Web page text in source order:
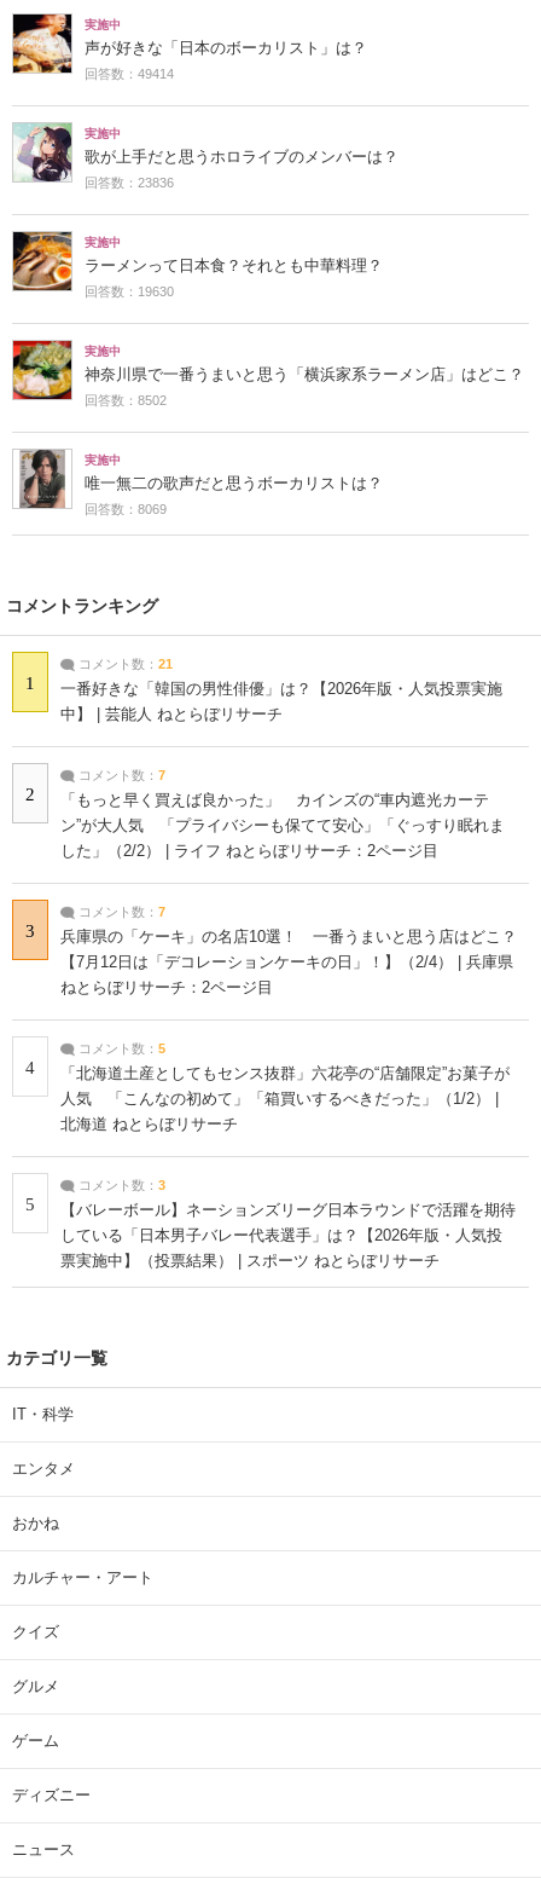
実施中
声が好きな「日本のボーカリスト」は？
回答数：49414
実施中
歌が上手だと思うホロライブのメンバーは？
回答数：23836
実施中
ラーメンって日本食？それとも中華料理？
回答数：19630
実施中
神奈川県で一番うまいと思う「横浜家系ラーメン店」はどこ？
回答数：8502
実施中
唯一無二の歌声だと思うボーカリストは？
回答数：8069
コメントランキング
1
コメント数： 21
一番好きな「韓国の男性俳優」は？【2026年版・人気投票実施
中】 | 芸能人 ねとらぼリサーチ
2
コメント数： 7
「もっと早く買えば良かった」 カインズの“車内遮光カーテ
ン”が大人気 「プライバシーも保てて安心」「ぐっすり眠れま
した」（2/2） | ライフ ねとらぼリサーチ：2ページ目
3
コメント数： 7
兵庫県の「ケーキ」の名店10選！ 一番うまいと思う店はどこ？
【7月12日は「デコレーションケーキの日」！】（2/4） | 兵庫県
ねとらぼリサーチ：2ページ目
4
コメント数： 5
「北海道土産としてもセンス抜群」六花亭の“店舗限定”お菓子が
人気 「こんなの初めて」「箱買いするべきだった」（1/2） |
北海道 ねとらぼリサーチ
5
コメント数： 3
【バレーボール】ネーションズリーグ日本ラウンドで活躍を期待
している「日本男子バレー代表選手」は？【2026年版・人気投
票実施中】（投票結果） | スポーツ ねとらぼリサーチ
カテゴリ一覧
IT・科学
エンタメ
おかね
カルチャー・アート
クイズ
グルメ
ゲーム
ディズニー
ニュース